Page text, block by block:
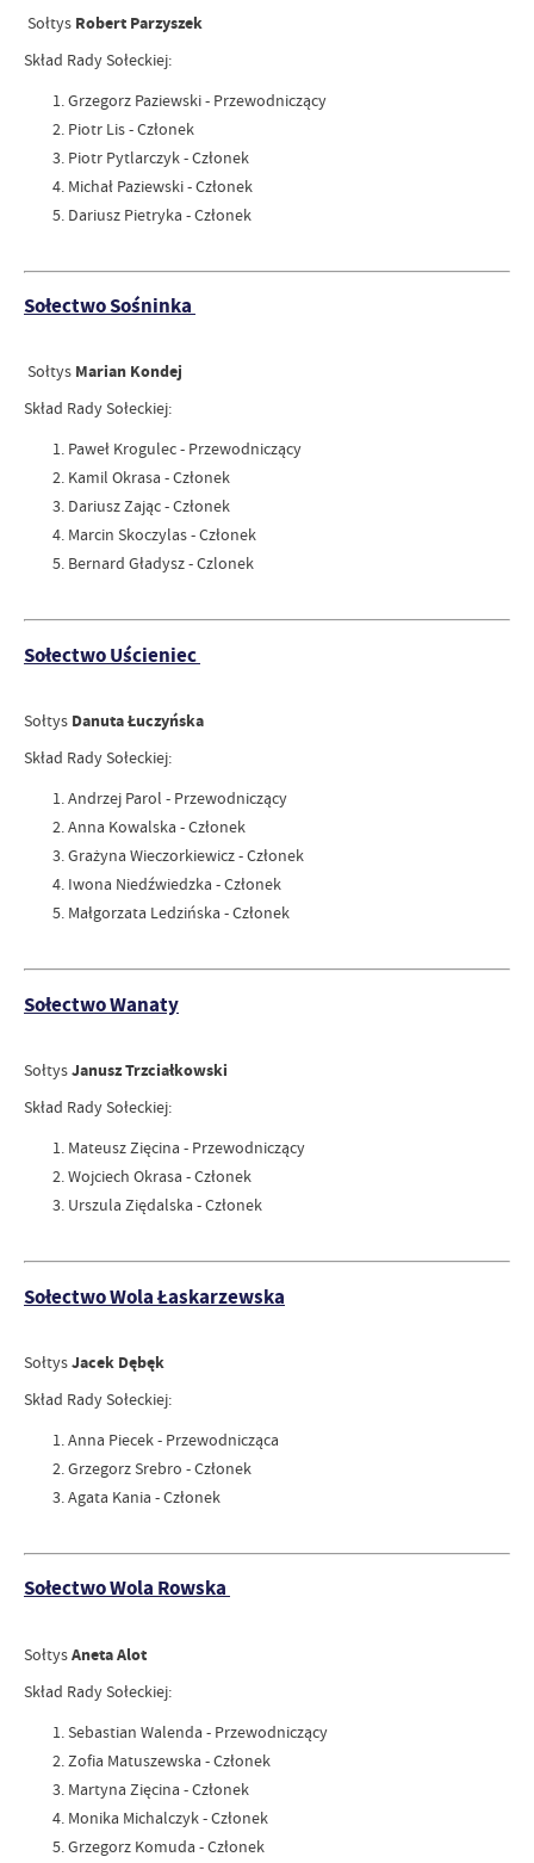
Sołtys Robert Parzyszek
Skład Rady Sołeckiej:
Grzegorz Paziewski - Przewodniczący
Piotr Lis - Członek
Piotr Pytlarczyk - Członek
Michał Paziewski - Członek
Dariusz Pietryka - Członek
Sołectwo Sośninka
Sołtys Marian Kondej
Skład Rady Sołeckiej:
Paweł Krogulec - Przewodniczący
Kamil Okrasa - Członek
Dariusz Zając - Członek
Marcin Skoczylas - Członek
Bernard Gładysz - Czlonek
Sołectwo Uścieniec
Sołtys Danuta Łuczyńska
Skład Rady Sołeckiej:
Andrzej Parol - Przewodniczący
Anna Kowalska - Członek
Grażyna Wieczorkiewicz - Członek
Iwona Niedźwiedzka - Członek
Małgorzata Ledzińska - Członek
Sołectwo Wanaty
SołtysJanusz Trzciałkowski
Skład Rady Sołeckiej:
Mateusz Zięcina - Przewodniczący
Wojciech Okrasa - Członek
Urszula Ziędalska - Członek
Sołectwo Wola Łaskarzewska
SołtysJacek Dębęk
Skład Rady Sołeckiej:
Anna Piecek - Przewodnicząca
Grzegorz Srebro - Członek
Agata Kania - Członek
Sołectwo Wola Rowska
SołtysAneta Alot
Skład Rady Sołeckiej:
Sebastian Walenda - Przewodniczący
Zofia Matuszewska - Członek
Martyna Zięcina - Członek
Monika Michalczyk - Członek
Grzegorz Komuda - Członek